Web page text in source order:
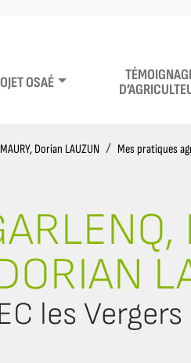
OSAÉ
Dorian LAUZUN Mes pratiques
les